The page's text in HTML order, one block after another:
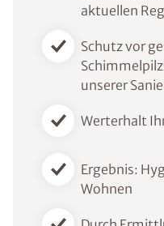
aktuellen
Schutz vor
unserer
Werterhalt
Ergebnis:
Wohnen